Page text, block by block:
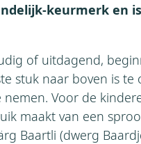
keurmerk en
of uitdagend,
stuk naar boven is
Voor de
maakt van een
Baartli (dwerg